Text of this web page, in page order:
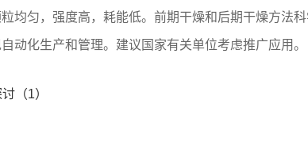
均匀，强度高，耗能低。前期干燥和后期干燥方法科
化生产和管理。建议国家有关单位考虑推广应用。
（1）